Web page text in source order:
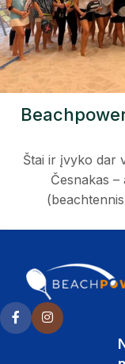
Štai ir įvyko dar
Česnakas